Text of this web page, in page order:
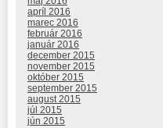
apríl 2016
marec 2016
február 2016
január 2016
december 2015
november 2015
október 2015
september 2015
august 2015
júl 2015
jún 2015